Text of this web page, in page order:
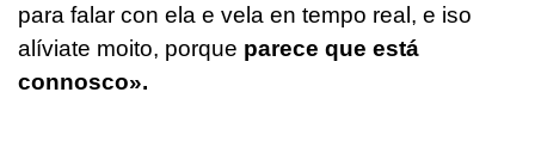
para falar con ela e vela en tempo real, e iso
alíviate moito, porque parece que está
connosco».